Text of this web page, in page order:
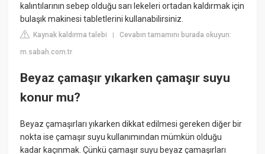
kalıntılarının sebep olduğu sarı lekeleri ortadan kaldırmak için
bulaşık makinesi tabletlerini kullanabilirsiniz.
Kaynak kaldırma talebi |Cevabın tamamını burada okuyun:
m.sabah.com.tr
Beyaz çamaşır yıkarken çamaşır suyu
konur mu?
Beyaz çamaşırları yıkarken dikkat edilmesi gereken diğer bir
nokta ise çamaşır suyu kullanımından mümkün olduğu
kadar kaçınmak. Çünkü çamaşır suyu beyaz çamaşırları